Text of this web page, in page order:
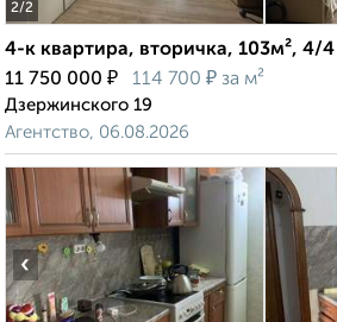
2/2
4-к квартира, вторичка, 103м², 4/
11 750 000 ₽ 114 700 ₽ за м²
Дзержинского 19
Агентство, 06.08.2026
‹